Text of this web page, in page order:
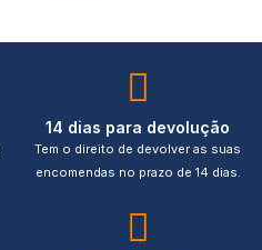
14 dias para devolução
Tem o direito de devolver as suas
encomendas no prazo de 14 dias.